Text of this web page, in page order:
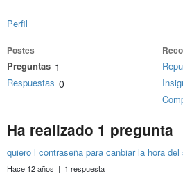
Perfil
Postes
Preguntas 1
Respuestas 0
Ha realizado 1 pregunta
quiero l contraseña para canbiar la hora
Hace 12 años | 1 respuesta